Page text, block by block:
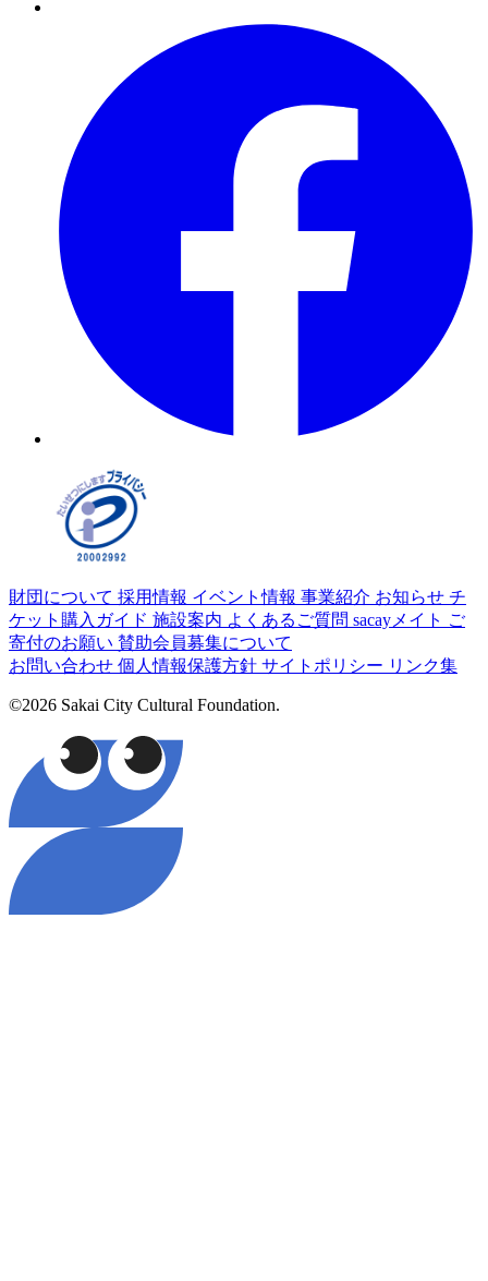
財団について 採用情報 イベント情報 事業紹介 お知らせ チ
ケット購入ガイド 施設案内 よくあるご質問 sacayメイト ご
寄付のお願い 賛助会員募集について
お問い合わせ 個人情報保護方針 サイトポリシー リンク集
©2026 Sakai City Cultural Foundation.